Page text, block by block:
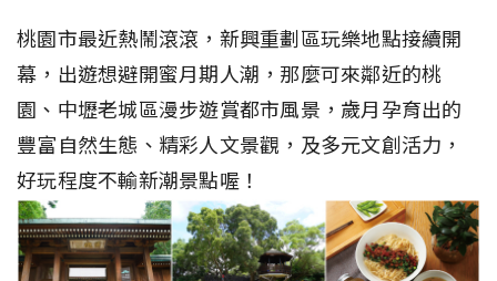
桃園市最近熱鬧滾滾，新興重劃區玩樂地點接續開
幕，出遊想避開蜜月期人潮，那麼可來鄰近的桃
園、中壢老城區漫步遊賞都市風景，歲月孕育出的
豐富自然生態、精彩人文景觀，及多元文創活力，
好玩程度不輸新潮景點喔！